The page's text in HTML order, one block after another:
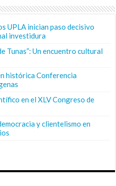
UPLA inician paso decisivo
investidura
Tunas”: Un encuentro cultural
histórica Conferencia
en el XLV Congreso de
y clientelismo en